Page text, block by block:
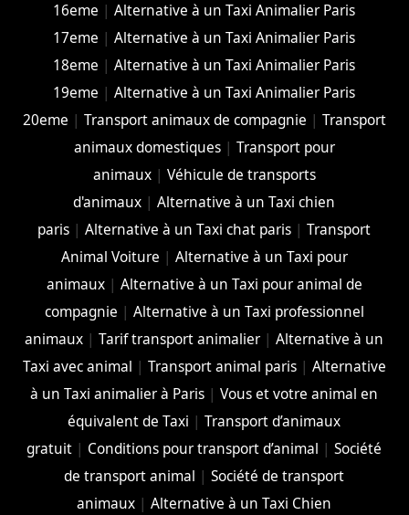
16eme |Alternative à un Taxi Animalier Paris
17eme |Alternative à un Taxi Animalier Paris
18eme |Alternative à un Taxi Animalier Paris
19eme |Alternative à un Taxi Animalier Paris
20eme | Transport animaux de compagnie | Transport
animaux domestiques| Transport pour
animaux| Véhicule de transports
d'animaux |Alternative à un Taxi chien
paris |Alternative à un Taxi chat paris |Transport
Animal Voiture | Alternative à un Taxi pour
animaux| Alternative à un Taxi pour animal de
compagnie | Alternative à un Taxi professionnel
animaux |Tarif transport animalier |Alternative à un
Taxi avec animal | Transport animal paris| Alternative
à un Taxi animalier à Paris |Vous et votre animal en
équivalent de Taxi |Transport d’animaux
gratuit | Conditions pour transport d’animal |Société
de transport animal |Société de transport
animaux |Alternative à un Taxi Chien